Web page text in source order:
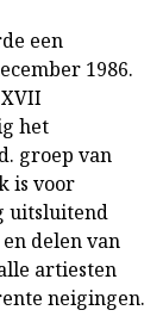
een
1986.
het
groep van
is voor
uitsluitend
delen van
artiesten
neigingen.